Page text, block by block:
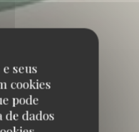
seus
cookies
pode
dados